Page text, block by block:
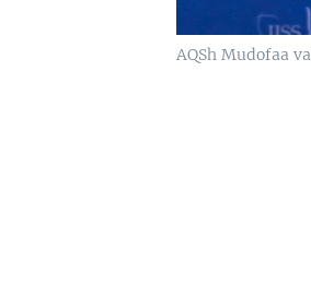
AQSh Mudofaa